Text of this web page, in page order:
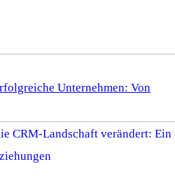
Unternehmen: Von